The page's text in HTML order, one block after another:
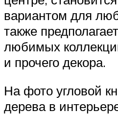
вариантом для
также
любимых
и прочего декора.
На фото угловой
дерева в